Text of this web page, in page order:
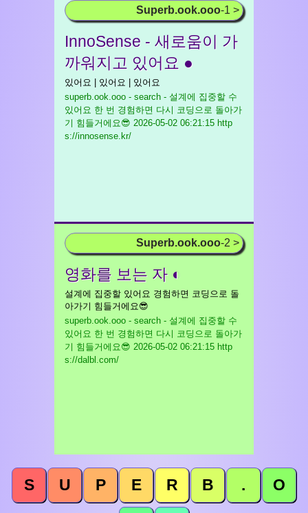
Superb.ook.ooo-1 >
InnoSense - 새로움이 가
까워지고 있어요 ●
있어요 | 있어요 | 있어요
superb.ook.ooo - search - 설계에 집중할 수
있어요 한 번 경험하면 다시 코딩으로 돌아가
기 힘들거에요😎 2026-05-02 06:21:15 http
s://innosense.kr/
Superb.ook.ooo-2 >
영화를 보는 자 ◐
설계에 집중할 있어요 경험하면 코딩으로 돌
아가기 힘들거에요😎
superb.ook.ooo - search - 설계에 집중할 수
있어요 한 번 경험하면 다시 코딩으로 돌아가
기 힘들거에요😎 2026-05-02 06:21:15 http
s://dalbl.com/
S U P E R B . O